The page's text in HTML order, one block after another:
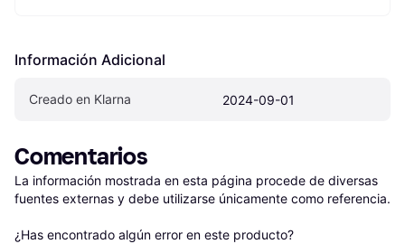
Información Adicional
Creado en Klarna 2024-09-01
Comentarios
La información mostrada en esta página procede de diversas
fuentes externas y debe utilizarse únicamente como referencia.
¿Has encontrado algún error en este producto?